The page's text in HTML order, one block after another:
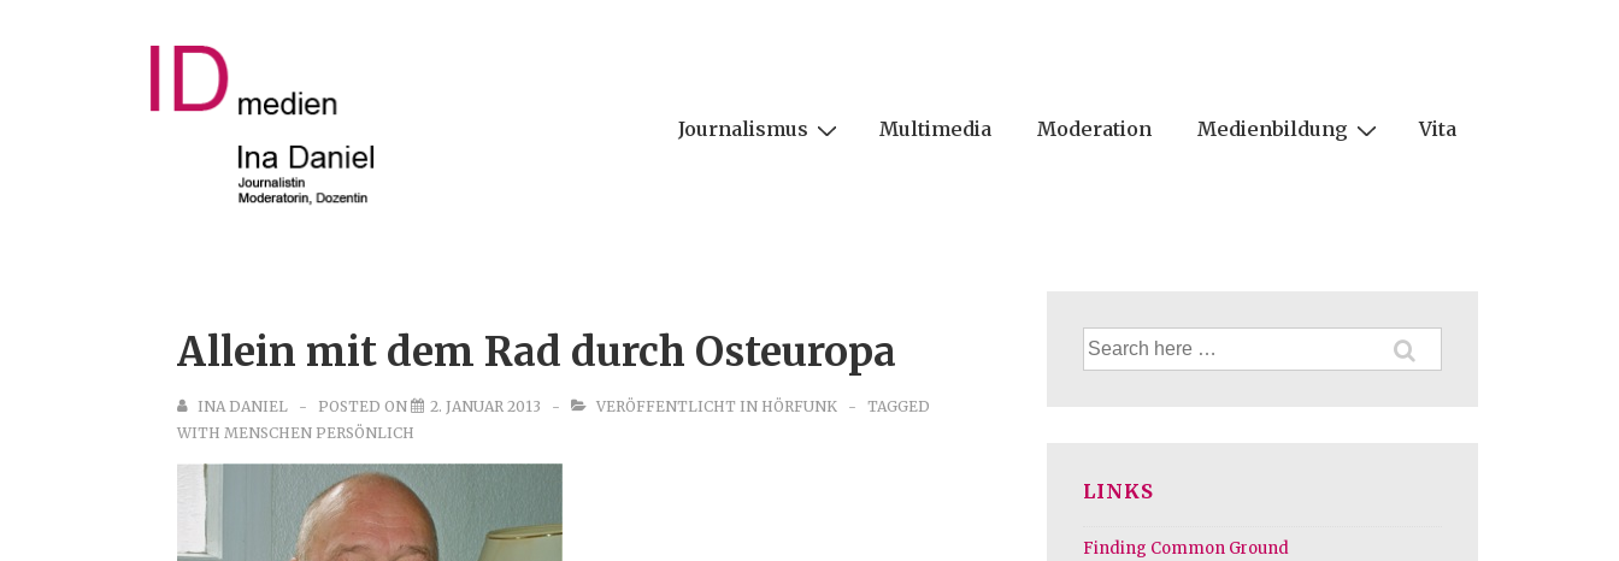
Journalismus Multimedia Moderation Medienbildung Vita
Allein mit dem Rad durch Osteuropa
INA DANIEL POSTED ON 2. JANUAR 2013 VERÖFFENTLICHT IN HÖRFUNK
TAGGED
WITH MENSCHEN PERSÖNLICH
Suche
nach:
LINKS
Finding Common Ground